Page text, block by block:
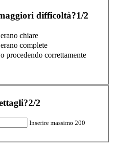
difficoltà?1/2
chiare
complete
procedendo correttamente
2/2
Inserire massimo 200